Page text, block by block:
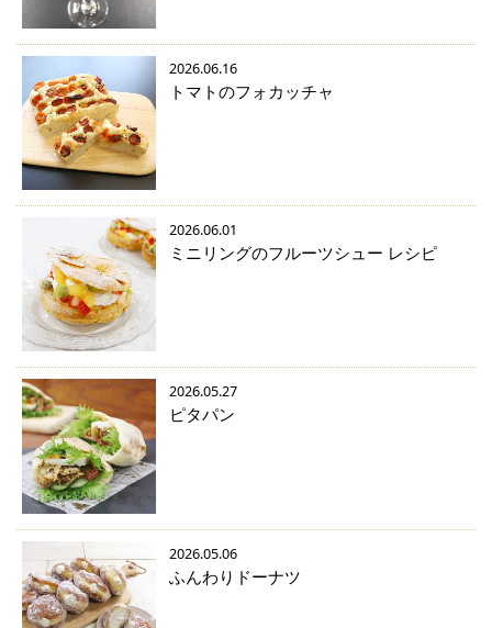
2026.06.16
トマトのフォカッチャ
2026.06.01
ミニリングのフルーツシュー レシピ
2026.05.27
ピタパン
2026.05.06
ふんわりドーナツ